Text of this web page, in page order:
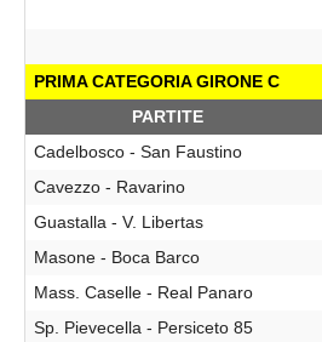
PRIMA CATEGORIA GIRONE C
PARTITE
Cadelbosco - San Faustino
Cavezzo - Ravarino
Guastalla - V. Libertas
Masone - Boca Barco
Mass. Caselle - Real Panaro
Sp. Pievecella - Persiceto 85